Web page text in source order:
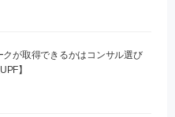
が取得できるかはコンサル選び
】